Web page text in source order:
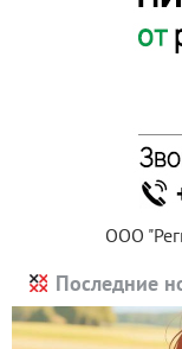
ООО
Последние